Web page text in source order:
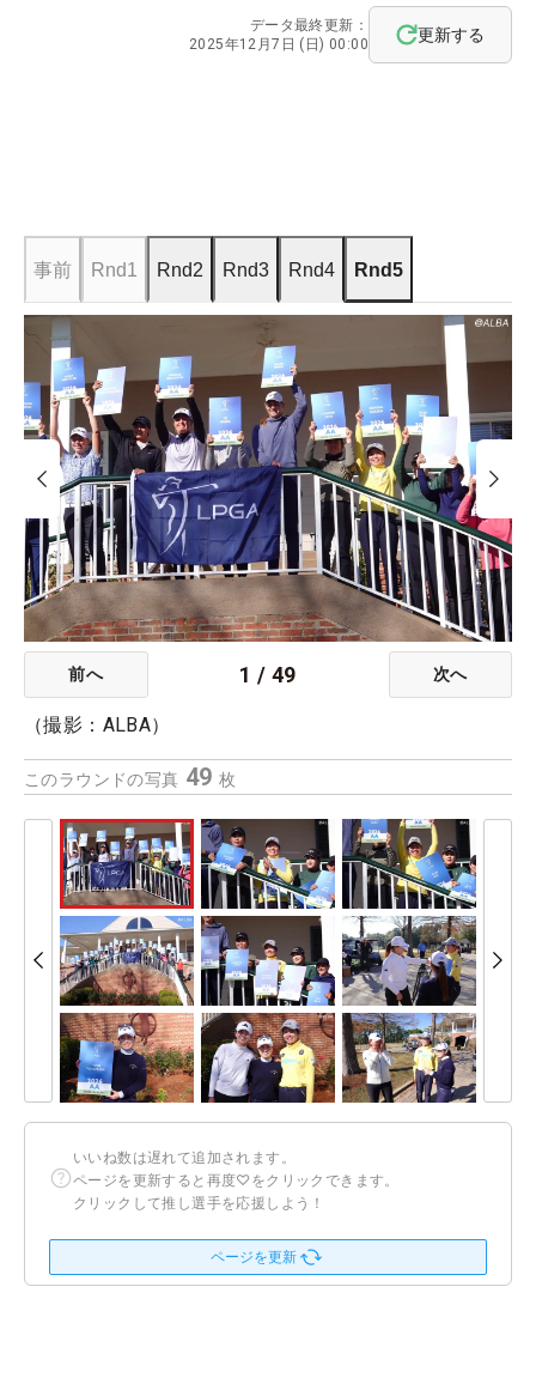
データ最終更新：
2025年12月7日 (日) 00:00
更新する
事前 Rnd1 Rnd2 Rnd3 Rnd4 Rnd5
前へ 1 / 49 次へ
（撮影：ALBA）
このラウンドの写真 49枚
いいね数は遅れて追加されます。
ページを更新すると再度♡をクリックできます。
クリックして推し選手を応援しよう！
ページを更新